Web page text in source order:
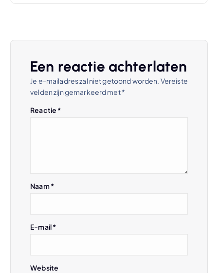
Een reactie achterlaten
Je e-mailadres zal niet getoond worden. Vereiste
velden zijn gemarkeerd met*
Reactie *
Naam*
E-mail*
Website